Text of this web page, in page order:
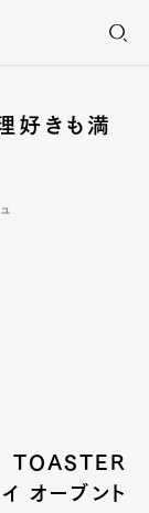
好きも満
オーブント